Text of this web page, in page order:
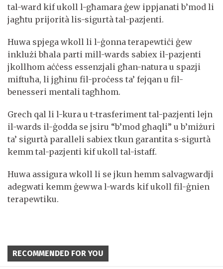
tal-ward kif ukoll l-għamara ġew ippjanati b’mod li
jagħtu prijorità lis-sigurtà tal-pazjenti.
Huwa spjega wkoll li l-ġonna terapewtiċi ġew
inklużi bħala parti mill-wards sabiex il-pazjenti
jkollhom aċċess essenzjali għan-natura u spazji
miftuħa, li jgħinu fil-proċess ta’ fejqan u fil-
benesseri mentali tagħhom.
Grech qal li l-kura u t-trasferiment tal-pazjenti lejn
il-wards il-ġodda se jsiru “b’mod għaqli” u b’miżuri
ta’ sigurtà paralleli sabiex tkun garantita s-sigurtà
kemm tal-pazjenti kif ukoll tal-istaff.
Huwa assigura wkoll li se jkun hemm salvagwardji
adegwati kemm ġewwa l-wards kif ukoll fil-ġnien
terapewtiku.
RECOMMENDED FOR YOU